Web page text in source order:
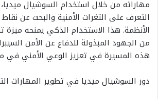
مهاراته من خلال استخدام السوشيال
التعرف على الثغرات الأمنية والبحث عن
الأنظمة. هذا الاستخدام الذكي يمنحه ميزة
من الجهود المبذولة للدفاع عن الأمن
هذه المسيرة في تعزيز الوعي الأمني في
دور السوشيال ميديا في تطوير المهارات